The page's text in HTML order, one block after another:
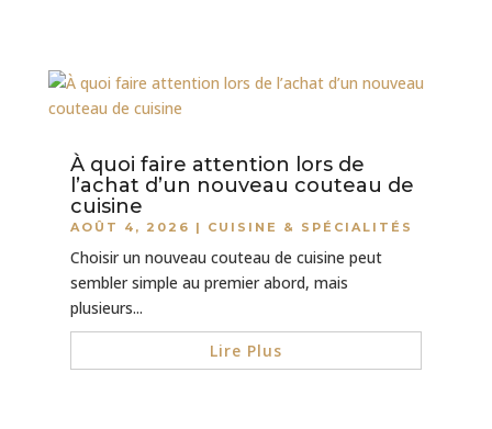
À quoi faire attention lors de
l’achat d’un nouveau couteau de
cuisine
AOÛT 4, 2026 | CUISINE & SPÉCIALITÉS
Choisir un nouveau couteau de cuisine peut
sembler simple au premier abord, mais
plusieurs...
Lire Plus